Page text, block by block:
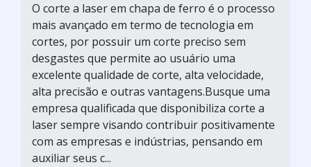
O corte a laser em chapa de ferro é o processo
mais avançado em termo de tecnologia em
cortes, por possuir um corte preciso sem
desgastes que permite ao usuário uma
excelente qualidade de corte, alta velocidade,
alta precisão e outras vantagens.Busque uma
empresa qualificada que disponibiliza corte a
laser sempre visando contribuir positivamente
com as empresas e indústrias, pensando em
auxiliar seus c...